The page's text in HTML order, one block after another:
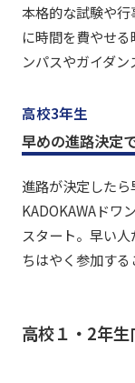
本格的な試験や
に時間を費やせ
ンパスやガイダン
高校3年生
早めの進路決定
進路が決定したら
KADOKAWAドワ
スタート。早い
ちはやく参加する
高校１・2年